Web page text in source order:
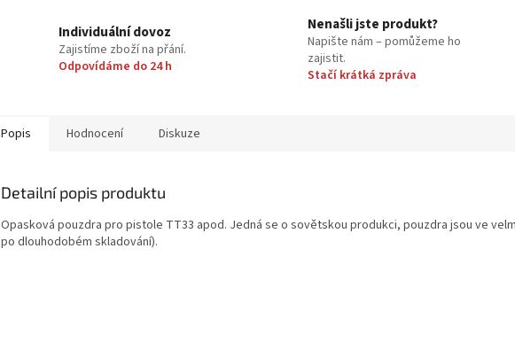
Individuální dovoz
Zajistíme zboží na přání.
Odpovídáme do 24 h
Nenašli jste produkt?
Napište nám – pomůžeme ho
zajistit.
Stačí krátká zpráva
Popis Hodnocení Diskuze
Detailní popis produktu
Opasková pouzdra pro pistole TT33 apod. Jedná se o sovětskou produkci, pouzdra jsou ve
po dlouhodobém skladování).